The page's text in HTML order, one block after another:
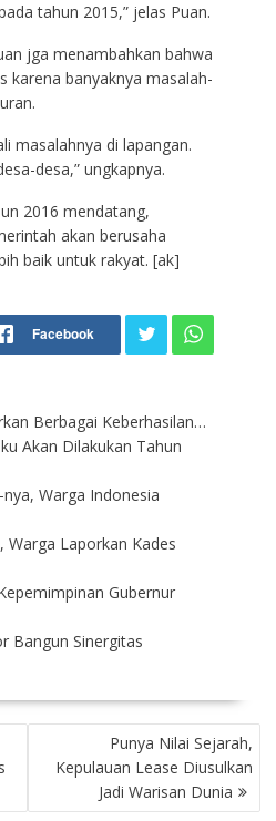
tahun 2015,” jelas Puan.
jga menambahkan bahwa
karena banyaknya masalah-
masalahnya di lapangan.
desa,” ungkapnya.
2016 mendatang,
akan berusaha
baik untuk rakyat. [ak]
Berbagai Keberhasilan…
Akan Dilakukan Tahun
Warga Indonesia
Warga Laporkan Kades
Gubernur
Bangun Sinergitas
Punya Nilai Sejarah,
Kepulauan Lease Diusulkan
Jadi Warisan Dunia